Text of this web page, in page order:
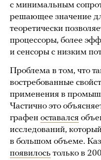
с минимальным
решающее значение
теоретически
процессоры, более
и сенсоры с низким
Проблема в том, что
востребованные
применения в
Частично это
графен оставался
исследований,
в большом объеме.
появилось только в